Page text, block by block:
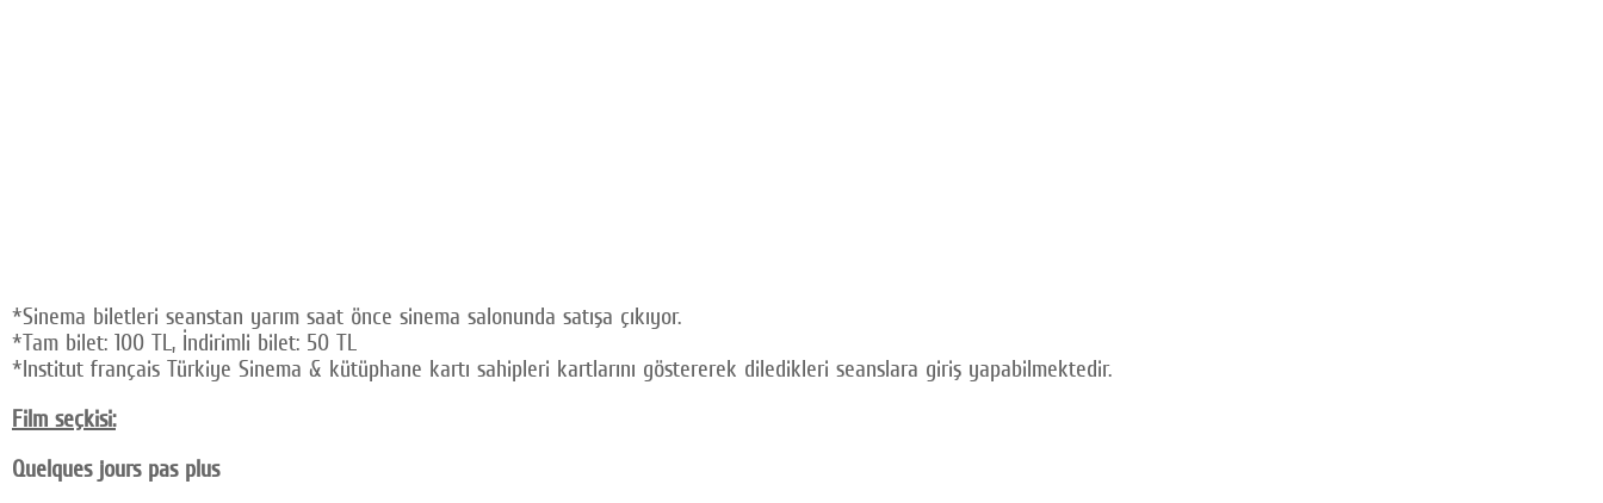
*Sinema biletleri seanstan yarım saat önce sinema salonunda satışa çıkıyor.
*Tam bilet: 100 TL, İndirimli bilet: 50 TL
*Institut français Türkiye Sinema & kütüphane kartı sahipleri kartlarını göstererek diledikleri seanslara giriş yapabilmektedir.
Film seçkisi:
Quelques jours pas plus